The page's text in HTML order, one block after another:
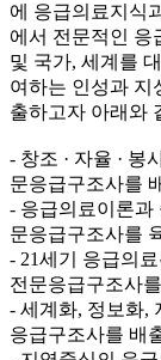
에 응급의료지식
에서 전문적인 응
및 국가, 세계를
여하는 인성과 지
출하고자 아래와
- 창조 · 자율 · 봉
문응급구조사를
- 응급의료이론과
문응급구조사를
- 21세기 응급의
전문응급구조사
- 세계화, 정보화,
응급구조사를 배